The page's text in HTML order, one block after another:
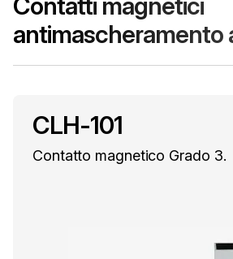
antimascheramento
CLH-101
Contatto magnetico Grado 3.